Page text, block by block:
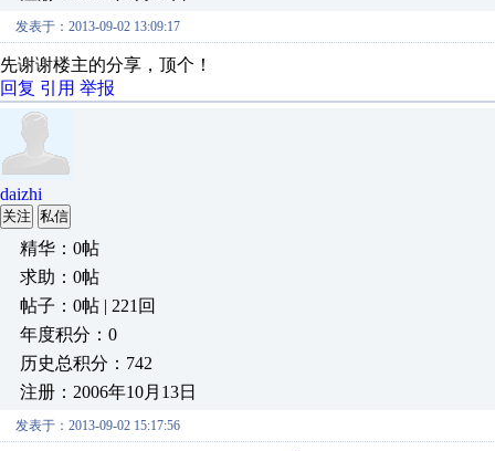
发表于：2013-09-02 13:09:17
先谢谢楼主的分享，顶个！
回复 引用 举报
daizhi
关注 私信
精华：0帖
求助：0帖
帖子：0帖 | 221回
年度积分：0
历史总积分：742
注册：2006年10月13日
发表于：2013-09-02 15:17:56